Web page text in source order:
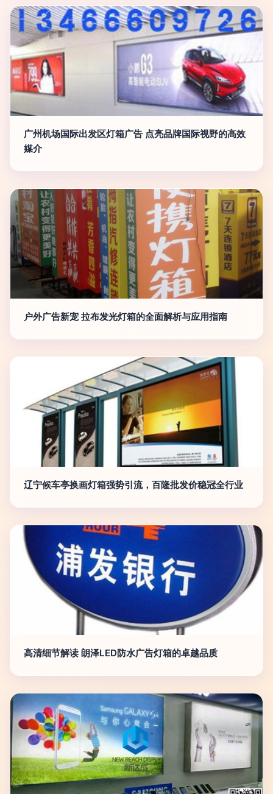
广州机场国际出发区灯箱广告 点亮品牌国际视野的高效
媒介
户外广告新宠 拉布发光灯箱的全面解析与应用指南
辽宁候车亭换画灯箱强势引流，百隆批发价稳冠全行业
高清细节解读 朗泽LED防水广告灯箱的卓越品质